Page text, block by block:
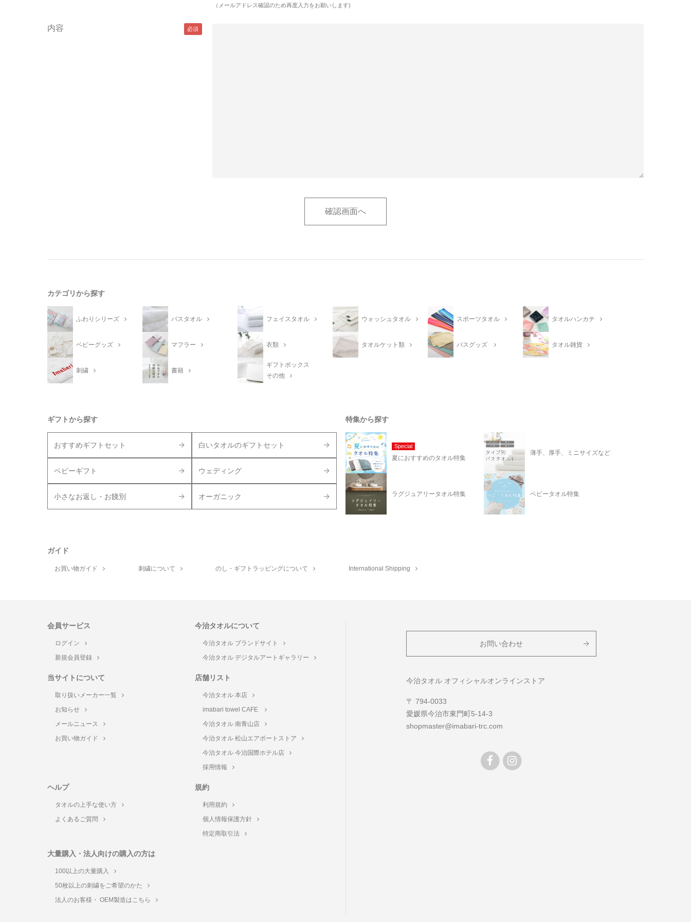
（メールアドレス確認のため再度入力をお願いします)
内容
カテゴリから探す
ふわりシリーズ バスタオル フェイスタオル ウォッシュタオル スポーツタオル タオルハンカチ
ベビーグッズ マフラー 衣類 タオルケット類 バスグッズ タオル雑貨
刺繍 書籍
ギフトボックス
その他
ギフトから探す
おすすめギフトセット 白いタオルのギフトセット
ベビーギフト ウェディング
小さなお返し・お餞別 オーガニック
特集から探す
Special
夏におすすめのタオル特集
薄手、厚手、ミニサイズなど
ラグジュアリータオル特集 ベビータオル特集
ガイド
お買い物ガイド 刺繍について のし・ギフトラッピングについて International Shipping
会員サービス
ログイン
新規会員登録
今治タオルについて
今治タオル ブランドサイト
今治タオル デジタルアートギャラリー
当サイトについて
取り扱いメーカー一覧
お知らせ
メールニュース
お買い物ガイド
店舗リスト
今治タオル 本店
imabari towel CAFE
今治タオル 南青山店
今治タオル 松山エアポートストア
今治タオル 今治国際ホテル店
採用情報
ヘルプ
タオルの上手な使い方
よくあるご質問
規約
利用規約
個人情報保護方針
特定商取引法
大量購入・法人向けの購入の方は
100以上の大量購入
50枚以上の刺繍をご希望のかた
法人のお客様・ OEM製造はこちら
お問い合わせ
今治タオル オフィシャルオンラインストア
〒 794-0033
愛媛県今治市東門町5-14-3
shopmaster@imabari-trc.com